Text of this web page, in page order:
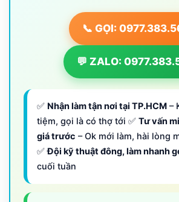
📞 GỌI:
💬 ZALO:
✅ Nhận làm tận nơi tại TP.HCM –
tiệm, gọi là có thợ tới ✅ Tư vấn
giá trước – Ok mới làm, hài lòng
✅Đội kỹ thuật đông, làm nhanh
cuối tuần